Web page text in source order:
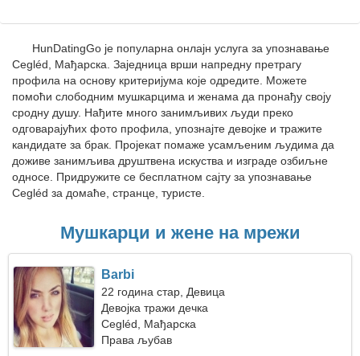
HunDatingGo је популарна онлајн услуга за упознавање
Cegléd, Мађарска. Заједница врши напредну претрагу
профила на основу критеријума које одредите. Можете
помоћи слободним мушкарцима и женама да пронађу своју
сродну душу. Нађите много занимљивих људи преко
одговарајућих фото профила, упознајте девојке и тражите
кандидате за брак. Пројекат помаже усамљеним људима да
доживе занимљива друштвена искуства и изграде озбиљне
односе. Придружите се бесплатном сајту за упознавање
Cegléd за домаће, странце, туристе.
Мушкарци и жене на мрежи
Barbi
22 година стар, Девица
Девојка тражи дечка
Cegléd, Мађарска
Права љубав